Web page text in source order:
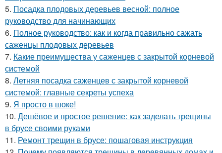
5. Посадка плодовых деревьев весной: полное
руководство для начинающих
6. Полное руководство: как и когда правильно сажать
саженцы плодовых деревьев
7. Какие преимущества у саженцев с закрытой корневой
системой
8. Летняя посадка саженцев с закрытой корневой
системой: главные секреты успеха
9. Я просто в шоке!
10. Дешёвое и простое решение: как заделать трещины
в брусе своими руками
11. Ремонт трещин в брусе: пошаговая инструкция